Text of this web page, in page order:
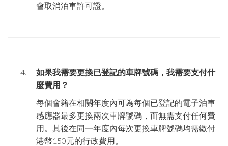
會取消泊車許可證。
如果我需要更換已登記的車牌號碼，我需要支付什
麼費用？
每個會籍在相關年度內可為每個已登記的電子泊車
感應器最多更換兩次車牌號碼，而無需支付任何費
用。其後在同一年度內每次更換車牌號碼均需繳付
港幣150元的行政費用。